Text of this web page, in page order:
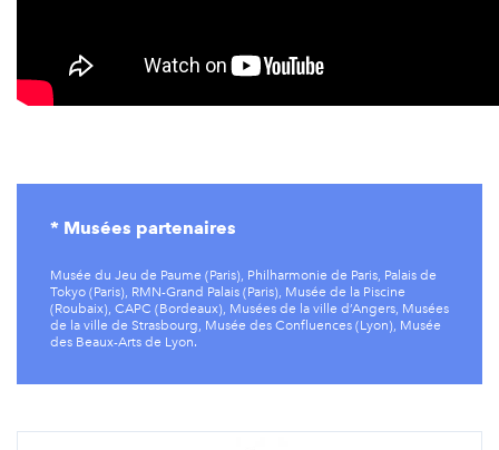
* Musées partenaires
Musée du Jeu de Paume (Paris), Philharmonie de Paris, Palais de
Tokyo (Paris), RMN-Grand Palais (Paris), Musée de la Piscine
(Roubaix), CAPC (Bordeaux), Musées de la ville d’Angers, Musées
de la ville de Strasbourg, Musée des Confluences (Lyon), Musée
des Beaux-Arts de Lyon.